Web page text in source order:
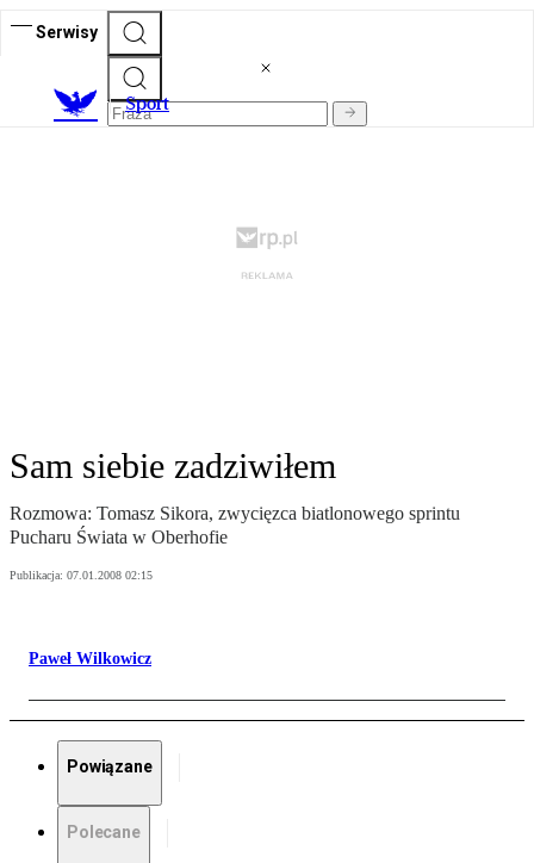
Serwisy
Sport
Sam siebie zadziwiłem
Rozmowa: Tomasz Sikora, zwycięzca biatlonowego sprintu
Pucharu Świata w Oberhofie
Publikacja: 07.01.2008 02:15
Paweł Wilkowicz
Powiązane
Polecane